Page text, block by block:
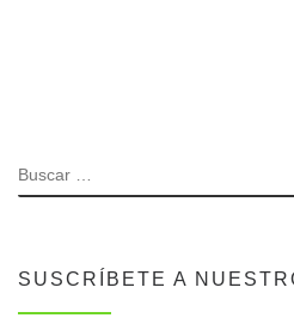
SUSCRÍBETE A